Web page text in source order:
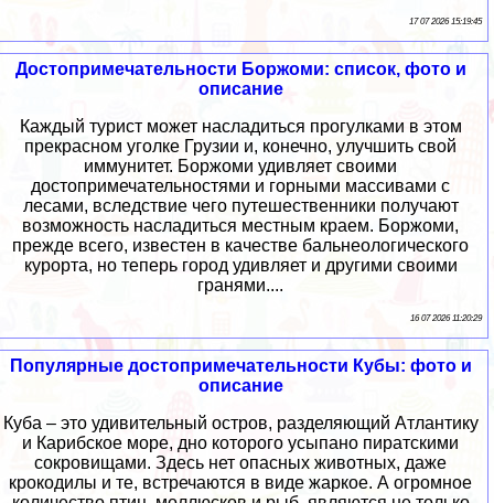
17 07 2026 15:19:45
Достопримечательности Боржоми: список, фото и
описание
Каждый турист может насладиться прогулками в этом
прекрасном уголке Грузии и, конечно, улучшить свой
иммунитет. Боржоми удивляет своими
достопримечательностями и горными массивами с
лесами, вследствие чего путешественники получают
возможность насладиться местным краем. Боржоми,
прежде всего, известен в качестве бальнеологического
курорта, но теперь город удивляет и другими своими
гранями....
16 07 2026 11:20:29
Популярные достопримечательности Кубы: фото и
описание
Куба – это удивительный остров, разделяющий Атлантику
и Карибское море, дно которого усыпано пиратскими
сокровищами. Здесь нет опасных животных, даже
крокодилы и те, встречаются в виде жаркое. А огромное